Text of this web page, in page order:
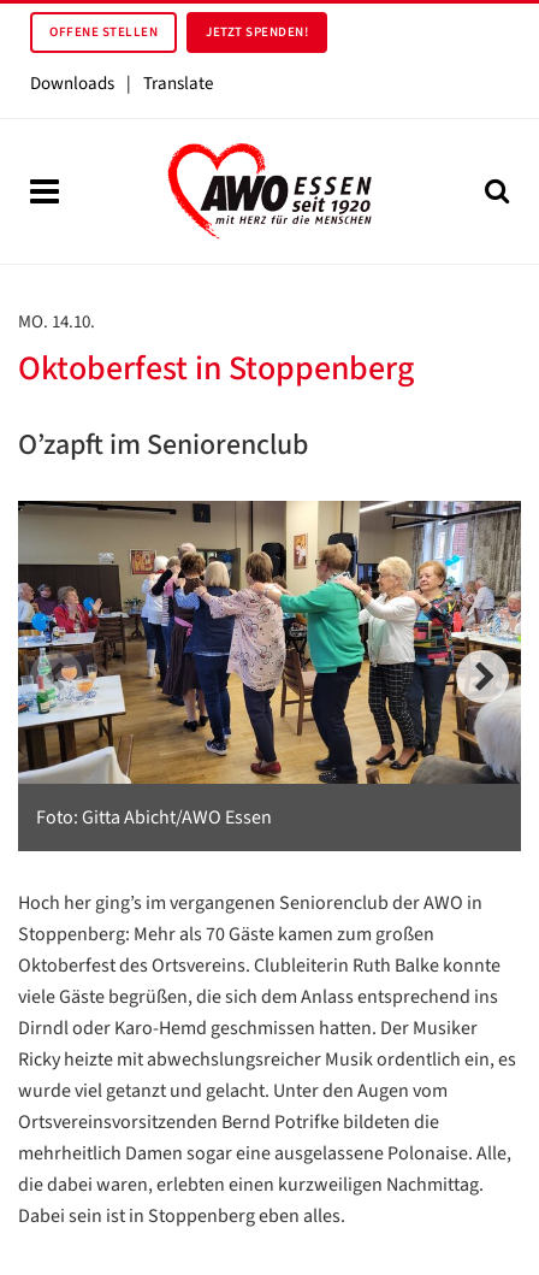
OFFENE STELLEN JETZT SPENDEN!
Downloads | Translate
MO. 14.10.
Oktoberfest in Stoppenberg
O’zapft im Seniorenclub
Foto: Gitta Abicht/AWO Essen
Hoch her ging’s im vergangenen Seniorenclub der AWO in
Stoppenberg: Mehr als 70 Gäste kamen zum großen
Oktoberfest des Ortsvereins. Clubleiterin Ruth Balke konnte
viele Gäste begrüßen, die sich dem Anlass entsprechend ins
Dirndl oder Karo-Hemd geschmissen hatten. Der Musiker
Ricky heizte mit abwechslungsreicher Musik ordentlich ein, es
wurde viel getanzt und gelacht. Unter den Augen vom
Ortsvereinsvorsitzenden Bernd Potrifke bildeten die
mehrheitlich Damen sogar eine ausgelassene Polonaise. Alle,
die dabei waren, erlebten einen kurzweiligen Nachmittag.
Dabei sein ist in Stoppenberg eben alles.